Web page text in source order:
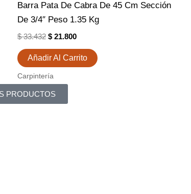
Barra Pata De Cabra De 45 Cm Sección
De 3/4″ Peso 1.35 Kg
$33.432 $ 21.800
Añadir Al Carrito
Carpintería
PRODUCTOS